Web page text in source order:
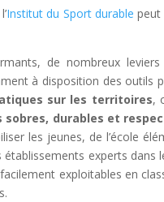
Institut du Sport durable peut
de nombreux
à disposition des outils
sur les territoires,
sobres, durables et
les jeunes, de l’école
experts
exploitables en